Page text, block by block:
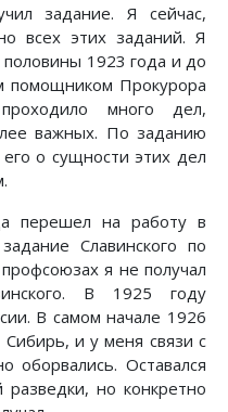
задание. Я сейчас,
всех этих заданий. Я
половины 1923 года и до
помощником Прокурора
много дел,
важных. По заданию
о сущности этих дел
перешел на работу в
Славинского по
я не получал
В 1925 году
В самом начале 1926
Сибирь, и у меня связи с
оборвались. Оставался
разведки, но конкретно